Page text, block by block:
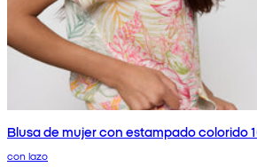
Blusa de mujer con estampado colorido
con lazo